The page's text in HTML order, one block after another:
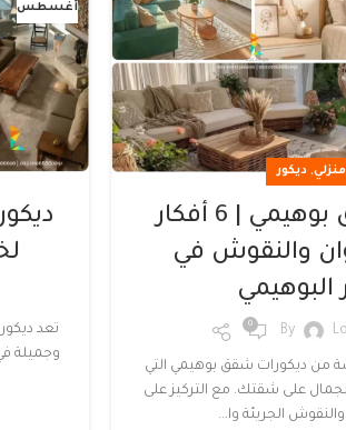
, ديكور
ديكورات شقق بوهيمي | 6 أفكار
والنقوش في
البوهيمي
By
0
ديكورات شقق بوهيمي التي
على شقتك. مع التركيز على
والنقوش الجريئة وا...
أغسطس
تعد
وجميلة